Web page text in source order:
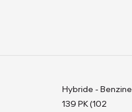
Hybride - Benzine
139 PK (102